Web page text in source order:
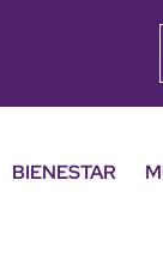
BIENESTAR